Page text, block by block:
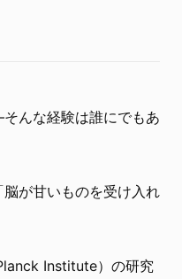
んな経験は誰にでもあ
が甘いものを受け入れ
Institute）の研究